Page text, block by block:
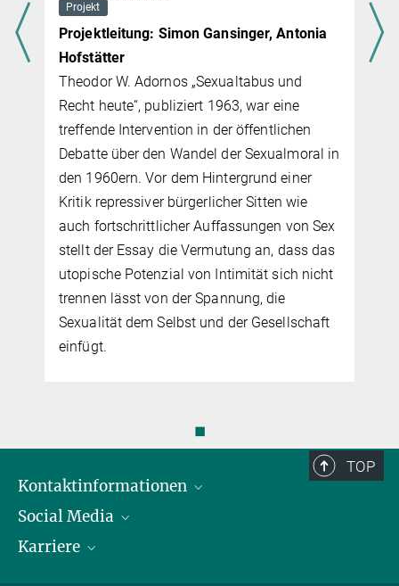
Projekt
Projektleitung: Simon Gansinger, Antonia
Hofstätter
Theodor W. Adornos „Sexualtabus und
Recht heute“, publiziert 1963, war eine
treffende Inter­ven­tion in der öffent­li­chen
Debatte über den Wandel der Sexualmoral in
den 1960ern. Vor dem Hintergrund einer
Kritik repressiver bürgerlicher Sitten wie
auch fortschrittlicher Auffas­sun­gen von Sex
stellt der Essay die Vermutung an, dass das
utopische Potenzial von Intimität sich nicht
trennen lässt von der Spannung, die
Sexualität dem Selbst und der Ge­sell­schaft
einfügt.
◼
TOP
Kontaktinformationen
Öffnungszeiten & Anfahrt
Ansprechpersonen
Social Media
LinkedIn
Karriere